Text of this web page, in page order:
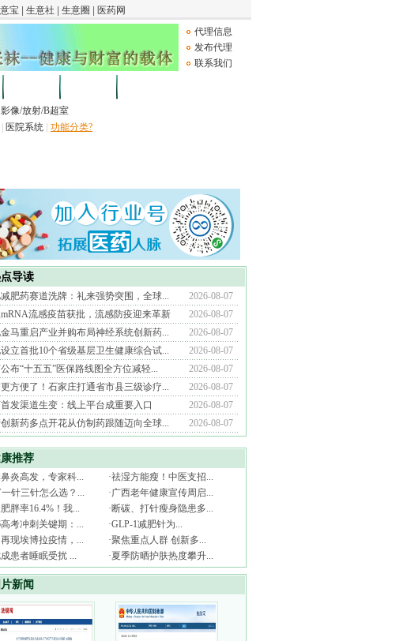
代理信息
发布代理
联系我们
影像/放射/B超室
医院系统 功能分类?